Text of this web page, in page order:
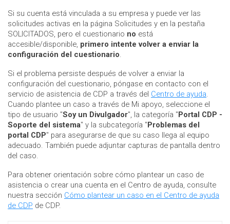
Si su cuenta está vinculada a su empresa y puede ver las
solicitudes activas en la página Solicitudes y en la pestaña
SOLICITADOS, pero el cuestionario no está
accesible/disponible, primero intente volver a enviar la
configuración del cuestionario.
Si el problema persiste después de volver a enviar la
configuración del cuestionario, póngase en contacto con el
servicio de asistencia de CDP a través del Centro de ayuda.
Cuando plantee un caso a través de Mi apoyo, seleccione el
tipo de usuario "Soy un Divulgador", la categoría "Portal CDP -
Soporte del sistema" y la subcategoría "Problemas del
portal CDP" para asegurarse de que su caso llega al equipo
adecuado. También puede adjuntar capturas de pantalla dentro
del caso.
Para obtener orientación sobre cómo plantear un caso de
asistencia o crear una cuenta en el Centro de ayuda, consulte
nuestra sección Cómo plantear un caso en el Centro de ayuda
de CDP de CDP.